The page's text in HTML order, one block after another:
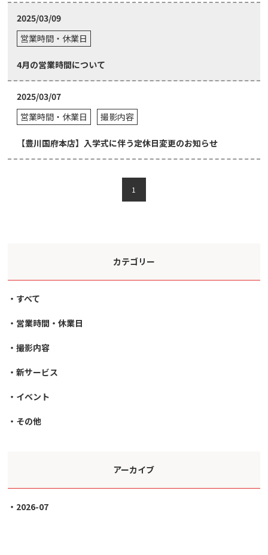
2025/03/09
営業時間・休業日
4月の営業時間について
2025/03/07
営業時間・休業日
撮影内容
【豊川国府本店】入学式に伴う定休日変更のお知らせ
1
カテゴリー
すべて
営業時間・休業日
撮影内容
新サービス
イベント
その他
アーカイブ
2026-07